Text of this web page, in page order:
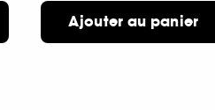
Ajouter au panier